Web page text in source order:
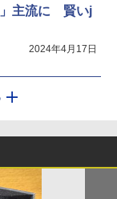
」主流に 賢いj
2024年4月17日